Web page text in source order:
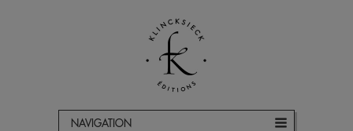
NAVIGATION